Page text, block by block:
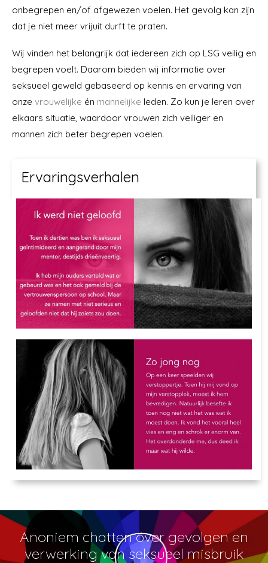
onbegrepen en/of afgewezen voelen. Het gevolg kan zijn
dat je niet meer vrijuit durft te praten.
Wij vinden het belangrijk dat iedereen zich op LSG veilig en
begrepen voelt. Daarom bieden wij informatie over
seksueel geweld gebaseerd op kennis en ervaring van
onze vrouwelijke én mannelijke leden. Zo kun je leren over
elkaars situatie, waardoor vrouwen zich veiliger en
mannen zich beter begrepen voelen.
Ervaringsverhalen
Anoniem chatten over gevolgen en
verwerking van seksueel misbruik